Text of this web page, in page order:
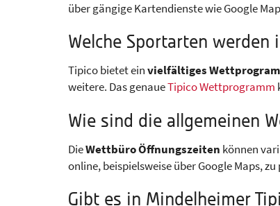
über gängige Kartendienste wie Google
Welche Sportarten werden
Tipico bietet einvielfältiges
weitere. Das genaueTipico Wettprogramm
Wie sind die allgemeinen
DieWettbüro Öffnungszeiten können
online, beispielsweise über Google Maps,
Gibt es in Mindelheimer